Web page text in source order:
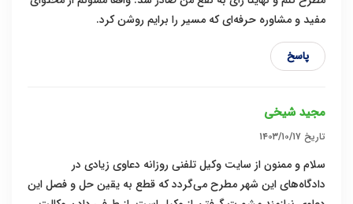
مفید و مشاوره حرفه‌ای که مسیر را برایم روشن کرد.
پاسخ
مجید شیخی
تاریخ ۱۴۰۳/۱۰/۱۷
سلام و ممنون از سایت وکیل تلفنی روزانه دعاوی زیادی در
دادگاه‌های این شهر مطرح می‌گردد که قطع به یقین حل و فصل این